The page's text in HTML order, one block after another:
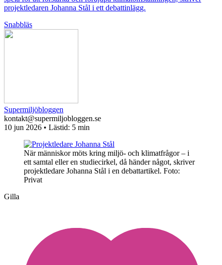
projektledaren Johanna Stål i ett debattinlägg.
Snabbläs
Supermiljöbloggen
kontakt@supermiljobloggen.se
10 jun 2026 • Lästid: 5 min
När människor möts kring miljö- och klimatfrågor – i
ett samtal eller en studiecirkel, då händer något, skriver
projektledare Johanna Stål i en debattartikel. Foto:
Privat
Gilla